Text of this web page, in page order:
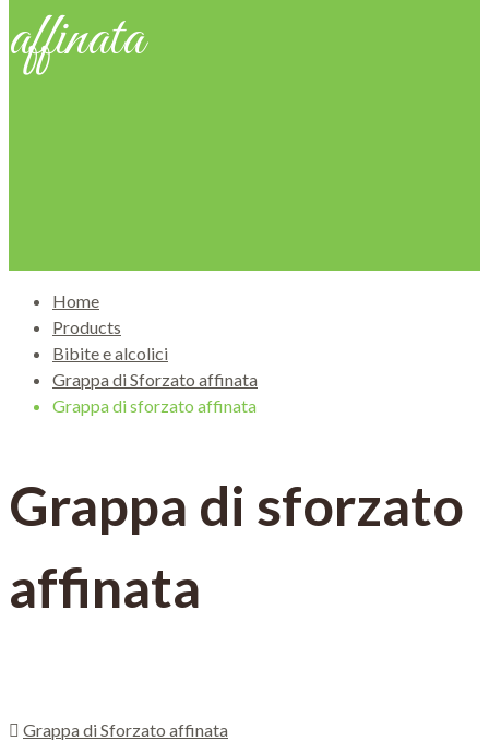
affinata
Home
Products
Bibite e alcolici
Grappa di Sforzato affinata
Grappa di sforzato affinata
Grappa di sforzato
affinata
Grappa di Sforzato affinata